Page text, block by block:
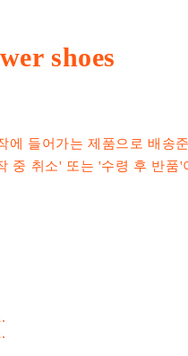
shoes
에 들어가는 제품으로 배송
중 취소' 또는 '수령 후 반품'